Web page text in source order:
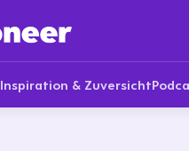
Inspiration & Zuversicht